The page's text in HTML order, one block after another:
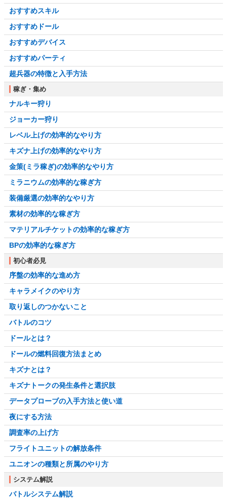
おすすめスキル
おすすめドール
おすすめデバイス
おすすめパーティ
超兵器の特徴と入手方法
稼ぎ・集め
ナルキー狩り
ジョーカー狩り
レベル上げの効率的なやり方
キズナ上げの効率的なやり方
金策(ミラ稼ぎ)の効率的なやり方
ミラニウムの効率的な稼ぎ方
装備厳選の効率的なやり方
素材の効率的な稼ぎ方
マテリアルチケットの効率的な稼ぎ方
BPの効率的な稼ぎ方
初心者必見
序盤の効率的な進め方
キャラメイクのやり方
取り返しのつかないこと
バトルのコツ
ドールとは？
ドールの燃料回復方法まとめ
キズナとは？
キズナトークの発生条件と選択肢
データプローブの入手方法と使い道
夜にする方法
調査率の上げ方
フライトユニットの解放条件
ユニオンの種類と所属のやり方
システム解説
バトルシステム解説